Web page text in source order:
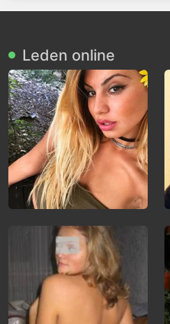
Leden online